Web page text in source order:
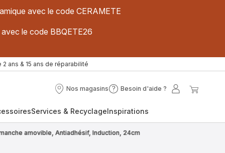
avec le code CERAMETE
le code BBQETE26
2 ans & 15 ans de réparabilité
Nos magasins
Nos
Besoin d'aide ?
Besoin
?
Mon
Services & RecyclageInspirations
amovible, Antiadhésif, Induction, 24cm